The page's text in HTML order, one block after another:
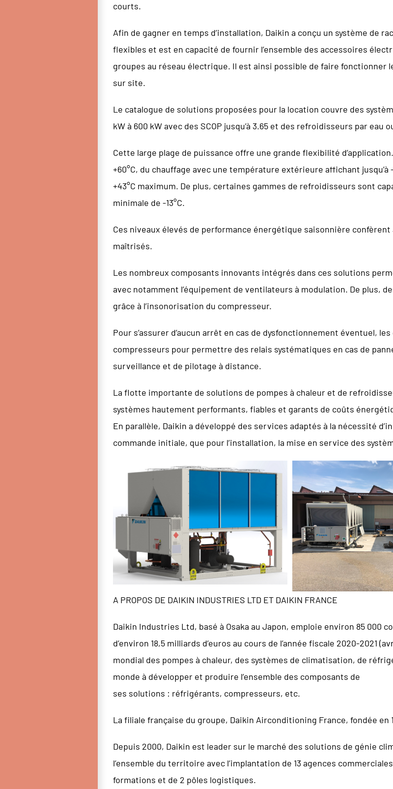
courts.
Afin de gagner en temps d’installation, Daikin a conçu un système de
flexibles et est en capacité de fournir l’ensemble des accessoires
groupes au réseau électrique. Il est ainsi possible de faire fonctionner
sur site.
Le catalogue de solutions proposées pour la location couvre des
kW à 600 kW avec des SCOP jusqu’à 3.65 et des refroidisseurs par eau
Cette large plage de puissance offre une grande flexibilité
+60°C, du chauffage avec une température extérieure affichant
+43°C maximum. De plus, certaines gammes de refroidisseurs sont
minimale de -13°C.
Ces niveaux élevés de performance énergétique saisonnière
maîtrisés.
Les nombreux composants innovants intégrés dans ces solutions
avec notamment l’équipement de ventilateurs à modulation. De plus,
grâce à l’insonorisation du compresseur.
Pour s’assurer d’aucun arrêt en cas de dysfonctionnement éventuel,
compresseurs pour permettre des relais systématiques en cas de
surveillance et de pilotage à distance.
La flotte importante de solutions de pompes à chaleur et de
systèmes hautement performants, fiables et garants de coûts
En parallèle, Daikin a développé des services adaptés à la nécessité
commande initiale, que pour l’installation, la mise en service des
A PROPOS DE DAIKIN INDUSTRIES LTD ET DAIKIN FRANCE
Daikin Industries Ltd, basé à Osaka au Japon, emploie environ 85 000
d’environ 18,5 milliards d’euros au cours de l’année fiscale 2020-2021
mondial des pompes à chaleur, des systèmes de climatisation, de
monde à développer et produire l’ensemble des composants de
ses solutions : réfrigérants, compresseurs, etc.
La filiale française du groupe, Daikin Airconditioning France, fondée en
Depuis 2000, Daikin est leader sur le marché des solutions de génie
l’ensemble du territoire avec l’implantation de 13 agences
formations et de 2 pôles logistiques.